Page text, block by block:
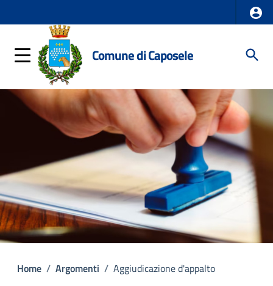
Comune di Caposele
Home / Argomenti / Aggiudicazione d'appalto